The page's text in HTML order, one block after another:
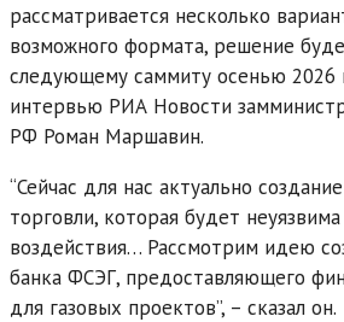
рассматривается несколько
возможного формата, решение
следующему саммиту осенью 2026
интервью РИА Новости
РФ Роман Маршавин.
“Сейчас для нас актуально
торговли, которая будет
воздействия… Рассмотрим идею
банка ФСЭГ, предоставляющего
для газовых проектов”, – сказал он.